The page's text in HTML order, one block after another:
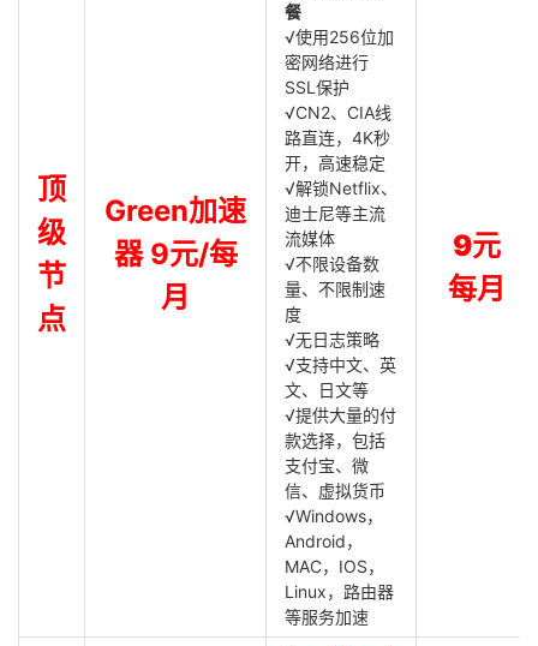
顶
级
节
点
Green加速
器 9元/每
月
餐
√使用256位加
密网络进行
SSL保护
√CN2、CIA线
路直连，4K秒
开，高速稳定
√解锁Netflix、
迪士尼等主流
流媒体
√不限设备数
量、不限制速
度
√无日志策略
√支持中文、英
文、日文等
√提供大量的付
款选择，包括
支付宝、微
信、虚拟货币
√Windows，
Android，
MAC，IOS，
Linux，路由器
等服务加速
9元
每月